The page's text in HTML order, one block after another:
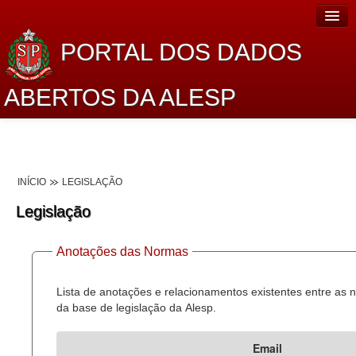
PORTAL DOS DADOS
ABERTOS DA ALESP
Dados Abertos Alesp
Lei de Acesso à Informação
Dados Governamentais Abertos
Planejamento
INÍCIO LEGISLAÇÃO
Legislação
Anotações das Normas
Lista de anotações e relacionamentos existentes entre as
da base de legislação da Alesp.
Email